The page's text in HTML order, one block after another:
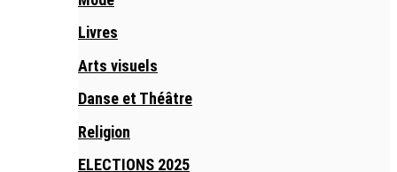
Livres
Arts visuels
Danse et Théâtre
Religion
ELECTIONS 2025